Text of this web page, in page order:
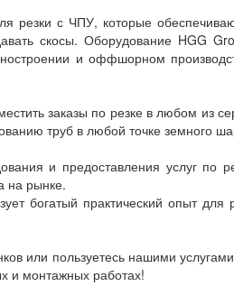
резки с ЧПУ, которые
скосы. Оборудование HGG
и оффшорном
заказы по резке в любом из
труб в любой точке земного
и предоставления услуг по
на рынке.
богатый практический опыт
или пользуетесь нашими
и монтажных работах!